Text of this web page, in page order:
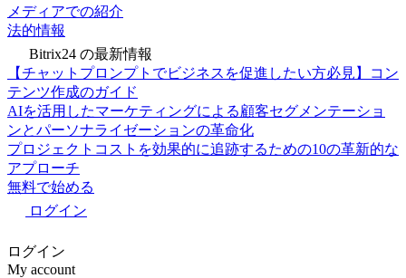
メディアでの紹介
法的情報
Bitrix24 の最新情報
【チャットプロンプトでビジネスを促進したい方必見】コン
テンツ作成のガイド
AIを活用したマーケティングによる顧客セグメンテーショ
ンとパーソナライゼーションの革命化
プロジェクトコストを効果的に追跡するための10の革新的な
アプローチ
無料で始める
ログイン
ログイン
My account